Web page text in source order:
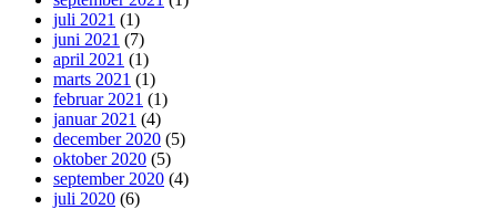
juli 2021 (1)
juni 2021 (7)
april 2021 (1)
marts 2021 (1)
februar 2021 (1)
januar 2021 (4)
december 2020 (5)
oktober 2020 (5)
september 2020 (4)
juli 2020 (6)